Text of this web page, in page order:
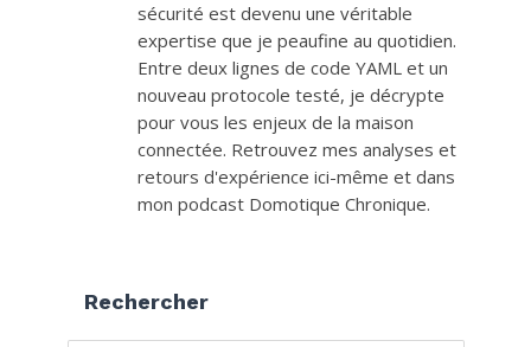
sécurité est devenu une véritable
expertise que je peaufine au quotidien.
Entre deux lignes de code YAML et un
nouveau protocole testé, je décrypte
pour vous les enjeux de la maison
connectée. Retrouvez mes analyses et
retours d'expérience ici-même et dans
mon podcast Domotique Chronique.
Rechercher